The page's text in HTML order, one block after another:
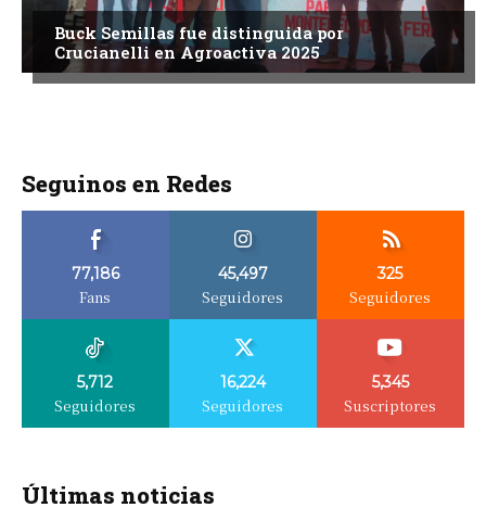
Buck Semillas fue distinguida por
Crucianelli en Agroactiva 2025
Seguinos en Redes
77,186
Fans
45,497
Seguidores
325
Seguidores
5,712
Seguidores
16,224
Seguidores
5,345
Suscriptores
Últimas noticias